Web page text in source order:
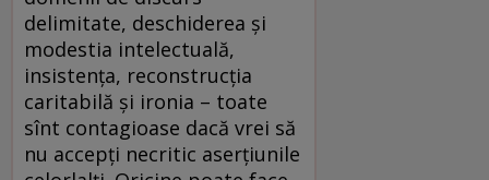
delimitate, deschiderea și
modestia intelectuală,
insistența, reconstrucția
caritabilă și ironia – toate
sînt contagioase dacă vrei să
nu accepți necritic aserțiunile